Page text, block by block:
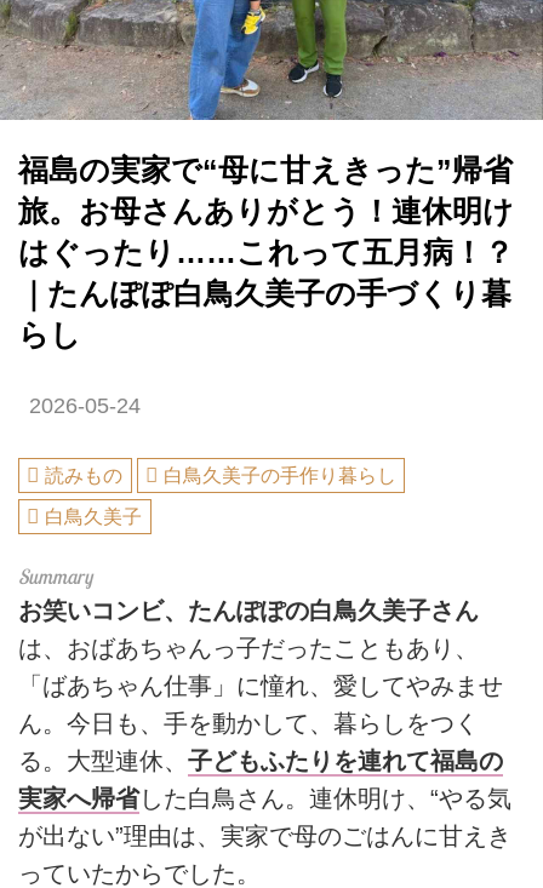
福島の実家で“母に甘えきった”帰省
旅。お母さんありがとう！連休明け
はぐったり……これって五月病！？
｜たんぽぽ白鳥久美子の手づくり暮
らし
2026-05-24
読みもの
白鳥久美子の手作り暮らし
白鳥久美子
お笑いコンビ、たんぽぽの白鳥久美子さん
は、おばあちゃんっ子だったこともあり、
「ばあちゃん仕事」に憧れ、愛してやみませ
ん。今日も、手を動かして、暮らしをつく
る。大型連休、 子どもふたりを連れて福島の
実家へ帰省した白鳥さん。連休明け、“やる気
が出ない”理由は、実家で母のごはんに甘えき
っていたからでした。